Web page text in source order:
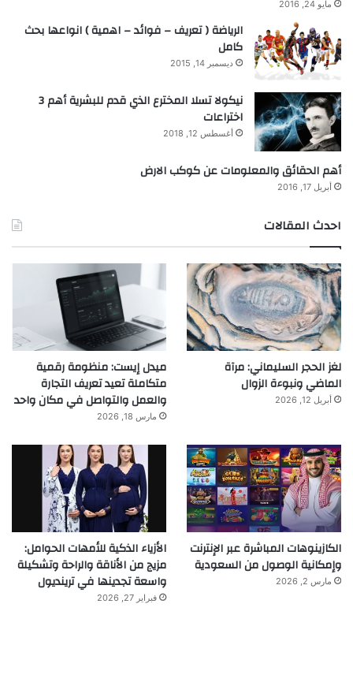
مايو 24, 2016
الرياضة ( تعريف – فوائد – اهمية ) انواعها بحث
كامل
ديسمبر 14, 2015
نيكولا تسلا المخترع الذي قدم للبشرية أهم 3
اختراعات
أغسطس 12, 2018
أهم الحقائق والمعلومات عن كوكب الارض
أبريل 17, 2016
احدث المقالات
لغز الحجر السليماني: مرآة
الماضي ونبوءة الزوال
أبريل 12, 2026
ميدل إيست: منظومة رقمية
متكاملة تعيد تعريف التجارة
والعمل والتواصل في مكان واحد
مارس 18, 2026
الكازينوهات المباشرة عبر الإنترنت
وإمكانية الوصول من السعودية
مارس 2, 2026
الأزياء الذكية للأمهات الحوامل:
مزيج من الأناقة والراحة وتشكيلة
واسعة تجدينها في ترينديول
فبراير 27, 2026